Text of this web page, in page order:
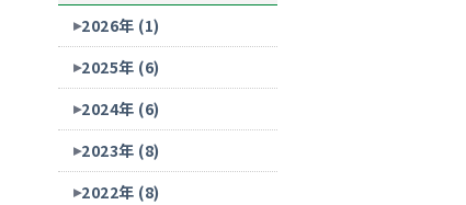
2026年 (1)
2025年 (6)
2024年 (6)
2023年 (8)
2022年 (8)